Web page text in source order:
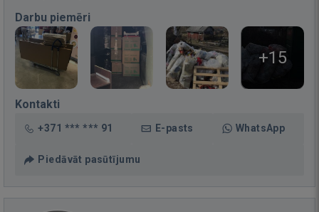
Darbu piemēri
+15
Kontakti
+371 *** *** 91 E-pasts WhatsApp
Piedāvāt pasūtījumu